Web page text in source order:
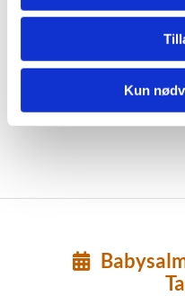
Kun
